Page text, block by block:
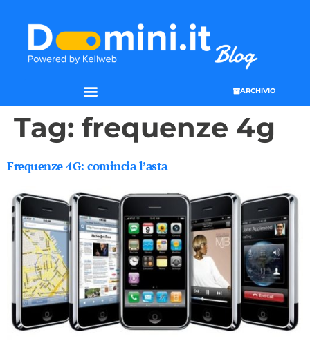
ARCHIVIO
Tag: frequenze 4g
Frequenze 4G: comincia l’asta